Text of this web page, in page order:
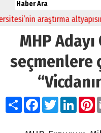
araştırma altyapısına
MHP
seçmenlere
PaylaşFacebook
Twitter